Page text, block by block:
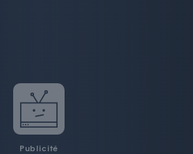
Publicité